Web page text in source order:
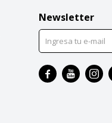
Newsletter
  